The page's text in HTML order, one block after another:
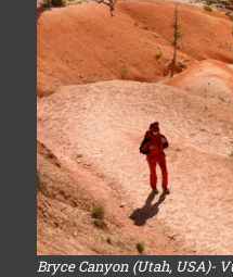
Bryce Canyon (Utah, USA)-